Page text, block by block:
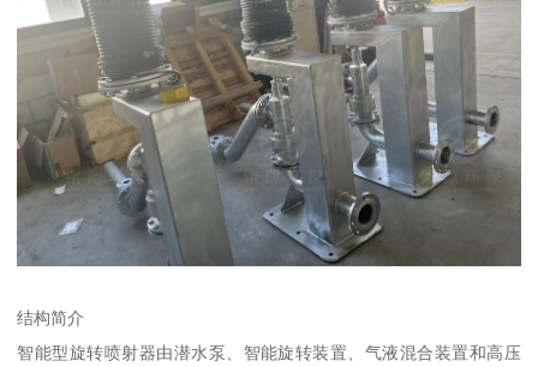
结构简介
智能型旋转喷射器由潜水泵、智能旋转装置、气液混合装置和高压